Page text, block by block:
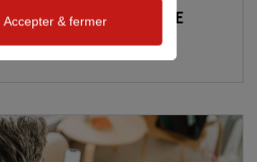
COMPLÉMENTAIRE
IL À LA RETRAITE ?
Accepter & fermer